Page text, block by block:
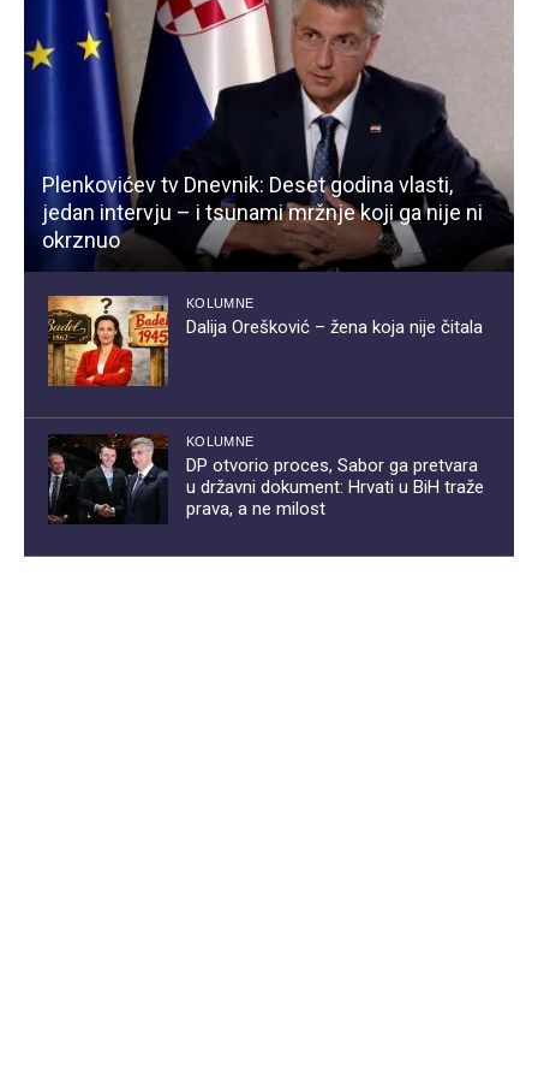
Plenkovićev tv Dnevnik: Deset godina vlasti,
jedan intervju – i tsunami mržnje koji ga nije ni
okrznuo
KOLUMNE
Dalija Orešković – žena koja nije čitala
KOLUMNE
DP otvorio proces, Sabor ga pretvara
u državni dokument: Hrvati u BiH traže
prava, a ne milost